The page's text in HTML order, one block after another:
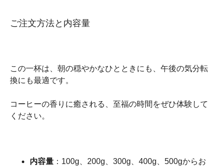
ご注文方法と内容量
この一杯は、朝の穏やかなひとときにも、午後の気分転
換にも最適です。
コーヒーの香りに癒される、至福の時間をぜひ体験して
ください。
内容量 ：100g、200g、300g、400g、500gからお